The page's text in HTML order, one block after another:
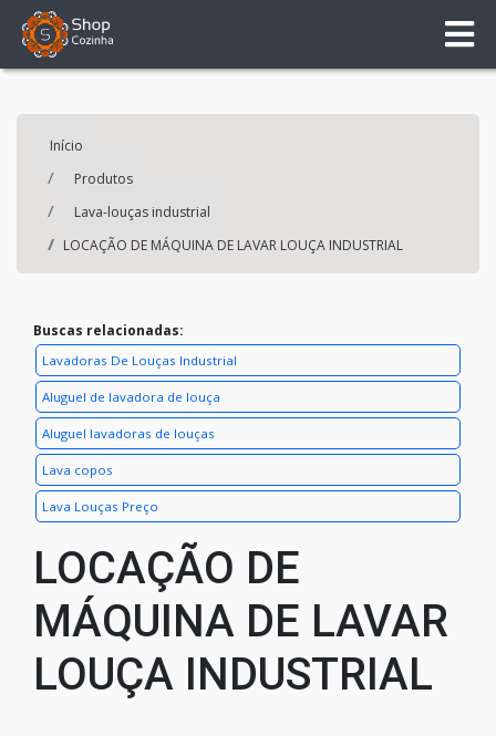
Início
Produtos
Lava-louças industrial
LOCAÇÃO DE MÁQUINA DE LAVAR LOUÇA INDUSTRIAL
Buscas relacionadas:
Lavadoras De Louças Industrial
Aluguel de lavadora de louça
Aluguel lavadoras de louças
Lava copos
Lava Louças Preço
LOCAÇÃO DE
MÁQUINA DE LAVAR
LOUÇA INDUSTRIAL